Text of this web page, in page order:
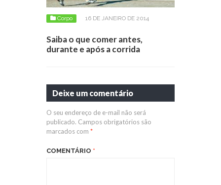
Corpo 16 DE JANEIRO DE 2014
Saiba o que comer antes,
durante e após a corrida
Deixe um comentário
O seu endereço de e-mail não será
publicado. Campos obrigatórios são
marcados com *
COMENTÁRIO *